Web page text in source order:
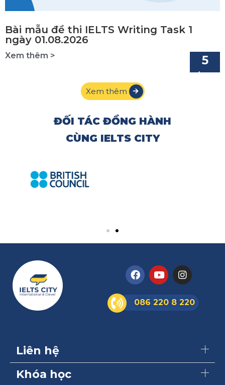
Bài mẫu đề thi IELTS Writing Task 1
ngày 01.08.2026
Xem thêm > 5
Aug
Xem thêm
ĐỐI TÁC ĐỒNG HÀNH
CÙNG IELTS CITY
086 220 8 220
Liên hệ
Khóa học